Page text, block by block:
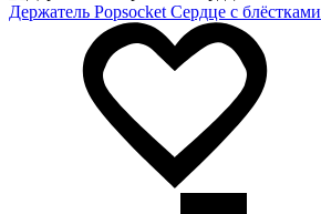
Держатель Popsocket Сердце с блёстками